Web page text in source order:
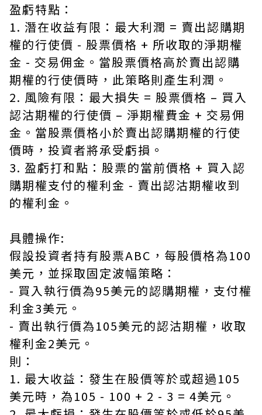
盈虧特點：
1. 潛在收益有限：最大利潤 = 賣出認購期
權的行使價 - 股票價格 + 所收取的淨期權
金 - 交易佣金。當股票價格高於賣出認購
期權的行使價時，此策略則產生利潤。
2. 風險有限：最大損失 = 股票價格 – 買入
認沽期權的行使價 – 淨期權費金 + 交易佣
金。當股票價格小於賣出認購期權的行使
價時，投資者將承受虧損。
3. 盈虧打和點：股票的當前價格 + 買入認
購期權支付的權利金 - 賣出認沽期權收到
的權利金。
具體操作:
假設投資者持有股票ABC，每股價格為100
美元，並採取固定波幅策略：
- 買入執行價為95美元的認購期權，支付權
利金3美元。
- 賣出執行價為105美元的認沽期權，收取
權利金2美元。
則：
1. 最大收益：發生在股價等於或超過105
美元時，為105 - 100 + 2 - 3 = 4美元。